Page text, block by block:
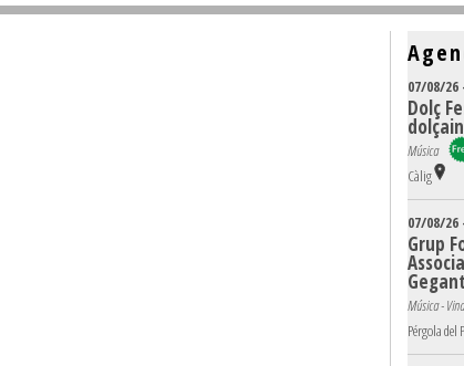
Sivan...
07/08/26
Dolç
Música
Càlig
07/08/26
Grup
Música -
Pérgola del